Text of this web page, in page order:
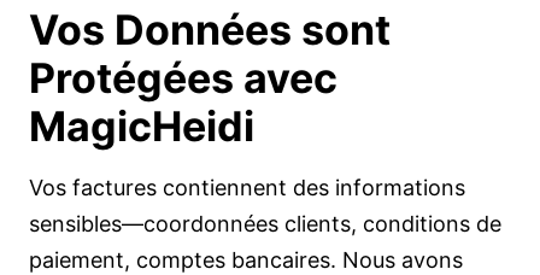
Vos Données sont
Protégées avec
MagicHeidi
Vos factures contiennent des informations
sensibles—coordonnées clients, conditions de
paiement, comptes bancaires. Nous avons